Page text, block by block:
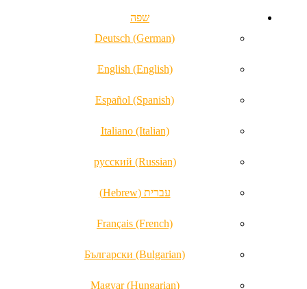
שפה
Deutsch (German)
English (English)
Español (Spanish)
Italiano (Italian)
русский (Russian)
עברית (Hebrew)
Français (French)
Български (Bulgarian)
Magyar (Hungarian)